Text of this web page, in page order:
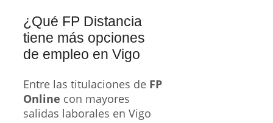
¿Qué FP Distancia
tiene más opciones
de empleo en Vigo
Entre las titulaciones de FP
Online con mayores
salidas laborales en Vigo